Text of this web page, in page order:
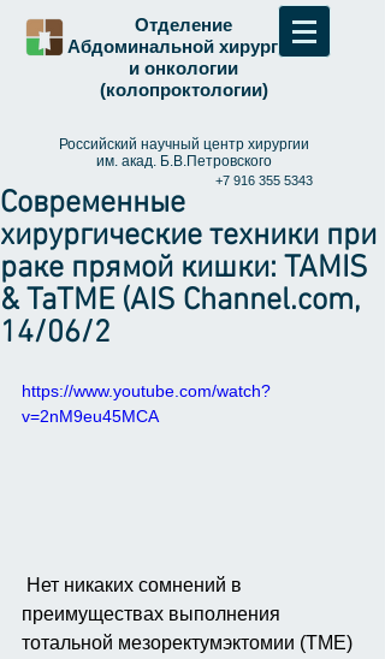
Отделение
Абдоминальной хирургии
и онкологии
(колопроктологии)
Российский научный центр хирургии
им. акад. Б.В.Петровского
+7 916 355 5343
colprocto@med.ru
Записаться на прием
Телефон для записи на
колоноскопию:8-499-248-15-55
Современные
хирургические техники при
раке прямой кишки: TAMIS
& TaTME (AIS Channel.com,
14/06/2
https://www.youtube.com/watch?
v=2nM9eu45MCA
преимуществах выполнения
тотальной мезоректумэктомии (TME)